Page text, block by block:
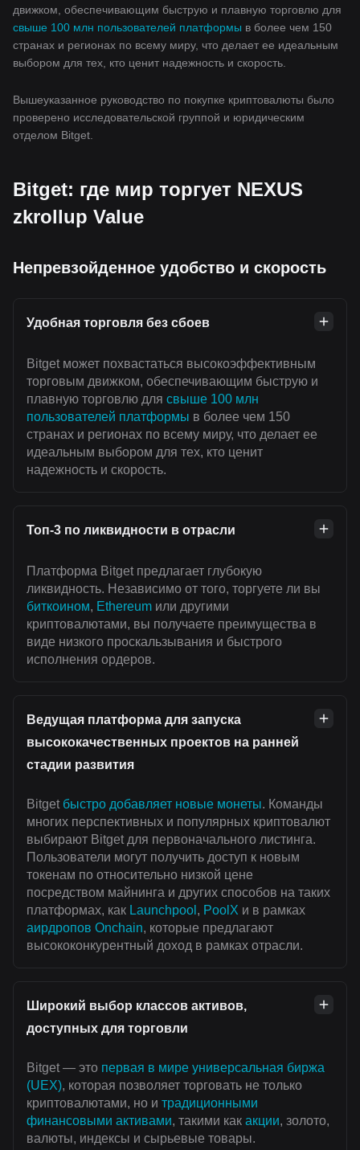
движком, обеспечивающим быструю и плавную торговлю для
свыше 100 млн пользователей платформы в более чем 150
странах и регионах по всему миру, что делает ее идеальным
выбором для тех, кто ценит надежность и скорость.
Вышеуказанное руководство по покупке криптовалюты было
проверено исследовательской группой и юридическим
отделом Bitget.
Bitget: где мир торгует NEXUS
zkrollup Value
Непревзойденное удобство и скорость
Удобная торговля без сбоев
Bitget может похвастаться высокоэффективным
торговым движком, обеспечивающим быструю и
плавную торговлю для свыше 100 млн
пользователей платформы в более чем 150
странах и регионах по всему миру, что делает ее
идеальным выбором для тех, кто ценит
надежность и скорость.
Топ-3 по ликвидности в отрасли
Платформа Bitget предлагает глубокую
ликвидность. Независимо от того, торгуете ли вы
биткоином, Ethereum или другими
криптовалютами, вы получаете преимущества в
виде низкого проскальзывания и быстрого
исполнения ордеров.
Ведущая платформа для запуска
высококачественных проектов на ранней
стадии развития
Bitget быстро добавляет новые монеты. Команды
многих перспективных и популярных криптовалют
выбирают Bitget для первоначального листинга.
Пользователи могут получить доступ к новым
токенам по относительно низкой цене
посредством майнинга и других способов на таких
платформах, как Launchpool , PoolX и в рамках
аирдропов Onchain, которые предлагают
высококонкурентный доход в рамках отрасли.
Широкий выбор классов активов,
доступных для торговли
Bitget — это первая в мире универсальная биржа
(UEX), которая позволяет торговать не только
криптовалютами, но и традиционными
финансовыми активами, такими как акции, золото,
валюты, индексы и сырьевые товары.